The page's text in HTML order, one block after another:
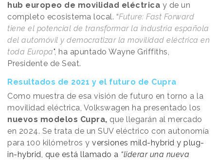
hub europeo de movilidad eléctrica y de un
completo ecosistema local. “Future: Fast Forward
tiene el potencial de transformar la industria española
del automóvil y democratizar la movilidad eléctrica en
toda Europa", ha apuntado Wayne Griffiths,
Presidente de Seat.
Resultados de 2021 y el futuro de Cupra
Como muestra de esa visión de futuro en torno a la
movilidad eléctrica, Volkswagen ha presentado los
nuevos modelos Cupra, que llegarán al mercado
en 2024. Se trata de un SUV eléctrico con autonomía
para 100 kilómetros y versiones mild-hybrid y plug-
in-hybrid, que está llamado a “liderar una nueva